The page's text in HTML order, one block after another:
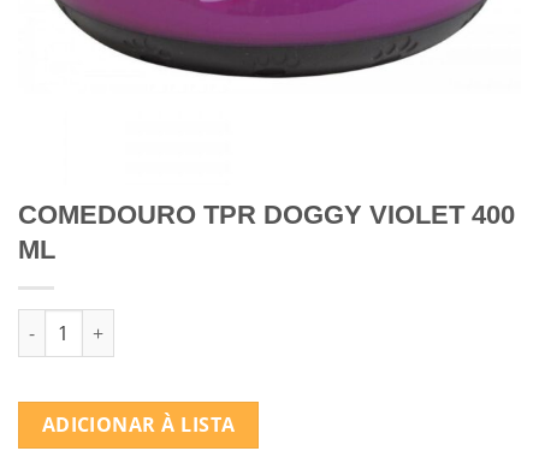
COMEDOURO TPR DOGGY VIOLET 400
ML
Quantidade de COMEDOURO TPR DOGGY VIOLET 400 ML
ADICIONAR À LISTA